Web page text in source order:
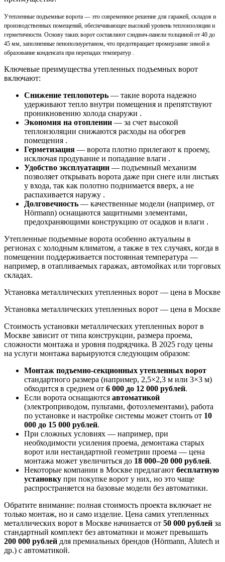
Утепленные подъемные ворота — это современное решение для гаражей, складов и
производственных помещений, обеспечивающее высокий уровень теплоизоляции и
герметичности. Основу таких ворот составляют сэндвич-панели толщиной от 40 до
45 мм, заполненные пенополиуретаном, что предотвращает промерзание зимой и
образование конденсата при перепадах температур .
Ключевые преимущества утепленных подъемных ворот
включают:
Снижение теплопотерь — такие ворота надежно
удерживают тепло внутри помещения и препятствуют
проникновению холода снаружи .
Экономия на отоплении — за счет высокой
теплоизоляции снижаются расходы на обогрев
помещения .
Герметизация — ворота плотно прилегают к проему,
исключая продувание и попадание влаги .
Удобство эксплуатации — подъемный механизм
позволяет открывать ворота даже при снеге или листьях
у входа, так как полотно поднимается вверх, а не
распахивается наружу .
Долговечность — качественные модели (например, от
Hörmann) оснащаются защитными элементами,
предохраняющими конструкцию от осадков и влаги .
Утепленные подъемные ворота особенно актуальны в
регионах с холодным климатом, а также в тех случаях, когда в
помещении поддерживается постоянная температура —
например, в отапливаемых гаражах, автомойках или торговых
складах.
Установка металлических утепленных ворот — цена в Москве
Установка металлических утепленных ворот — цена в Москве
Стоимость установки металлических утепленных ворот в
Москве зависит от типа конструкции, размера проема,
сложности монтажа и уровня подрядчика. В 2025 году цены
на услуги монтажа варьируются следующим образом:
Монтаж подъемно-секционных утепленных ворот
стандартного размера (например, 2,5×2,3 м или 3×3 м)
обходится в среднем от 6 000 до 12 000 рублей.
Если ворота оснащаются автоматикой
(электроприводом, пультами, фотоэлементами), работа
по установке и настройке системы может стоить от 10
000 до 15 000 рублей.
При сложных условиях — например, при
необходимости усиления проема, демонтажа старых
ворот или нестандартной геометрии проема — цена
монтажа может увеличиться до 18 000–20 000 рублей.
Некоторые компании в Москве предлагают бесплатную
установку при покупке ворот у них, но это чаще
распространяется на базовые модели без автоматики.
Обратите внимание: полная стоимость проекта включает не
только монтаж, но и само изделие. Цена самих утепленных
металлических ворот в Москве начинается от 50 000 рублей за
стандартный комплект без автоматики и может превышать
200 000 рублей для премиальных брендов (Hörmann, Alutech и
др.) с автоматикой.